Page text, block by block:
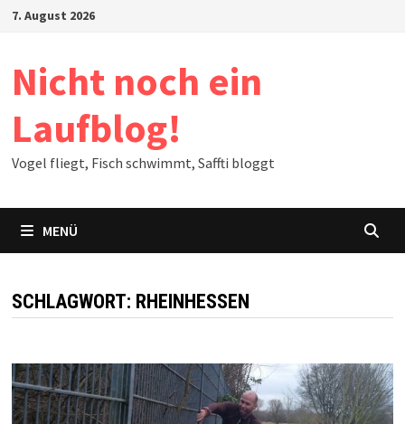
Zum7. August 2026
Nicht noch ein
Laufblog!
Vogel fliegt, Fisch schwimmt, Saffti bloggt
MENÜ
SCHLAGWORT: RHEINHESSEN